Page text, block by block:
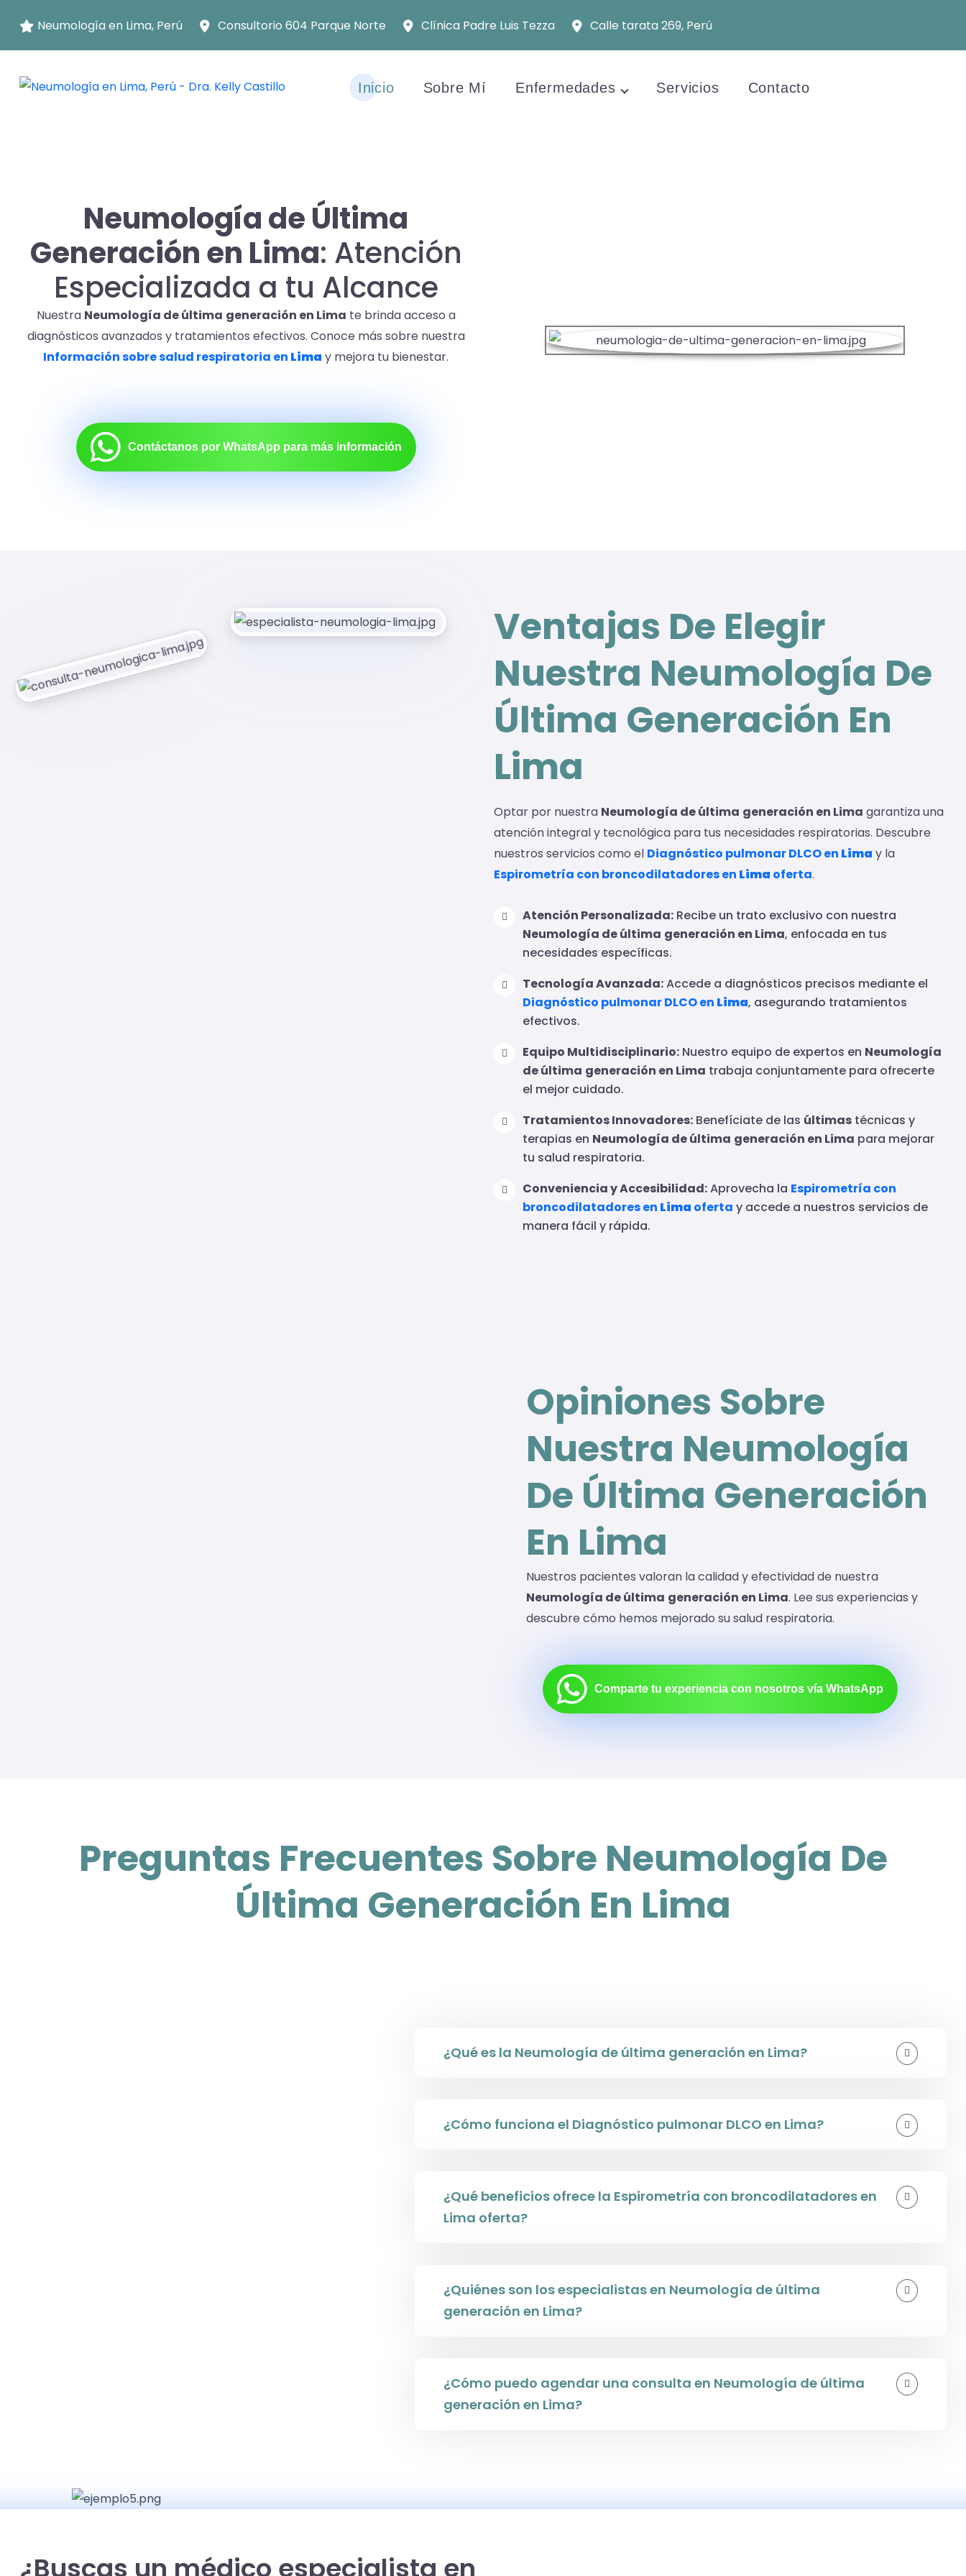
Neumología en Lima, Perú Consultorio 604 Parque Norte Clínica Padre Luis Tezza Calle tarata 269, Perú
Inicio Sobre Mí Enfermedades Servicios Contacto
Neumología de Última
Generación en Lima: Atención
Especializada a tu Alcance
Nuestra Neumología de última generación en Lima te brinda acceso a
diagnósticos avanzados y tratamientos efectivos. Conoce más sobre nuestra
Información sobre salud respiratoria en Lima y mejora tu bienestar.
Contáctanos por WhatsApp para más información
Ventajas De Elegir
Nuestra Neumología De
Última Generación En
Lima
Optar por nuestra Neumología de última generación en Lima garantiza una
atención integral y tecnológica para tus necesidades respiratorias. Descubre
nuestros servicios como el Diagnóstico pulmonar DLCO en Lima y la
Espirometría con broncodilatadores en Lima oferta.
Atención Personalizada: Recibe un trato exclusivo con nuestra
Neumología de última generación en Lima, enfocada en tus
necesidades específicas.
Tecnología Avanzada:Accede a diagnósticos precisos mediante el
Diagnóstico pulmonar DLCO en Lima, asegurando tratamientos
efectivos.
Equipo Multidisciplinario: Nuestro equipo de expertos en Neumología
de última generación en Lima trabaja conjuntamente para ofrecerte
el mejor cuidado.
Tratamientos Innovadores: Benefíciate de las últimas técnicas y
terapias en Neumología de última generación en Lima para mejorar
tu salud respiratoria.
Conveniencia y Accesibilidad:Aprovecha la Espirometría con
broncodilatadores en Lima oferta y accede a nuestros servicios de
manera fácil y rápida.
Opiniones Sobre
Nuestra Neumología
De Última Generación
En Lima
Nuestros pacientes valoran la calidad y efectividad de nuestra
Neumología de última generación en Lima. Lee sus experiencias y
descubre cómo hemos mejorado su salud respiratoria.
Comparte tu experiencia con nosotros vía WhatsApp
Preguntas Frecuentes Sobre Neumología De
Última Generación En Lima
¿Qué es la Neumología de última generación en Lima?
¿Cómo funciona el Diagnóstico pulmonar DLCO en Lima?
¿Qué beneficios ofrece la Espirometría con broncodilatadores en
Lima oferta?
¿Quiénes son los especialistas en Neumología de última
generación en Lima?
¿Cómo puedo agendar una consulta en Neumología de última
generación en Lima?
¿Buscas un médico especialista en